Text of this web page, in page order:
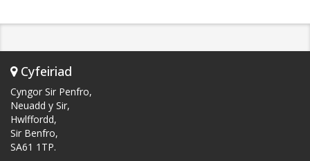
Cyfeiriad
Cyngor Sir Penfro,
Neuadd y Sir,
Hwlffordd,
Sir Benfro,
SA61 1TP.